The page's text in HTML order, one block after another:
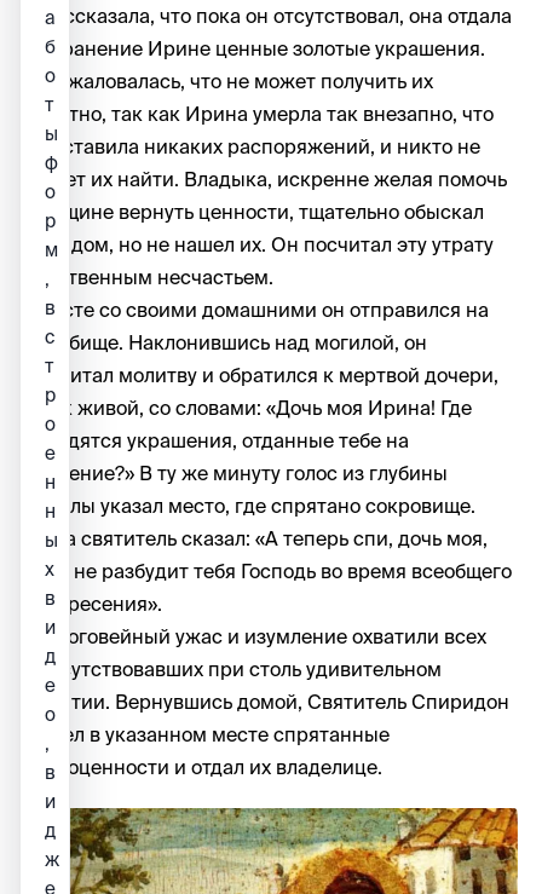
и рассказала, что пока он отсутствовал, она отдала
на хранение Ирине ценные золотые украшения.
Она жаловалась, что не может получить их
обратно, так как Ирина умерла так внезапно, что
не оставила никаких распоряжений, и никто не
может их найти. Владыка, искренне желая помочь
женщине вернуть ценности, тщательно обыскал
весь дом, но не нашел их. Он посчитал эту утрату
собственным несчастьем.
Вместе со своими домашними он отправился на
кладбище. Наклонившись над могилой, он
прочитал молитву и обратился к мертвой дочери,
как к живой, со словами: «Дочь моя Ирина! Где
находятся украшения, отданные тебе на
хранение?» В ту же минуту голос из глубины
могилы указал место, где спрятано сокровище.
Тогда святитель сказал: «А теперь спи, дочь моя,
пока не разбудит тебя Господь во время всеобщего
воскресения».
Благоговейный ужас и изумление охватили всех
присутствовавших при столь удивительном
событии. Вернувшись домой, Святитель Спиридон
нашел в указанном месте спрятанные
драгоценности и отдал их владелице.
а
б
о
т
ы
ф
о
р
м
,
в
с
т
р
о
е
н
н
ы
х
в
и
д
е
о
,
в
и
д
ж
е